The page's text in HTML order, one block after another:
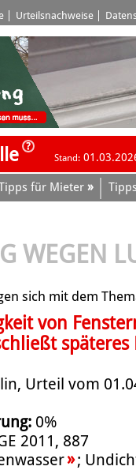
Urteilsnachweise
Stand:
für Mieter »
WEGEN
sich mit dem
von
Urteil vom
0%
2011, 887
»;